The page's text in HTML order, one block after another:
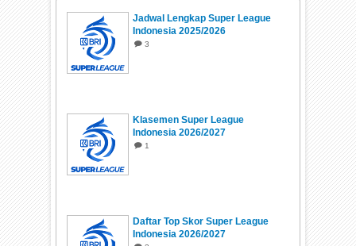
Jadwal Lengkap Super League
Indonesia 2025/2026
3
Klasemen Super League
Indonesia 2026/2027
1
Daftar Top Skor Super League
Indonesia 2026/2027